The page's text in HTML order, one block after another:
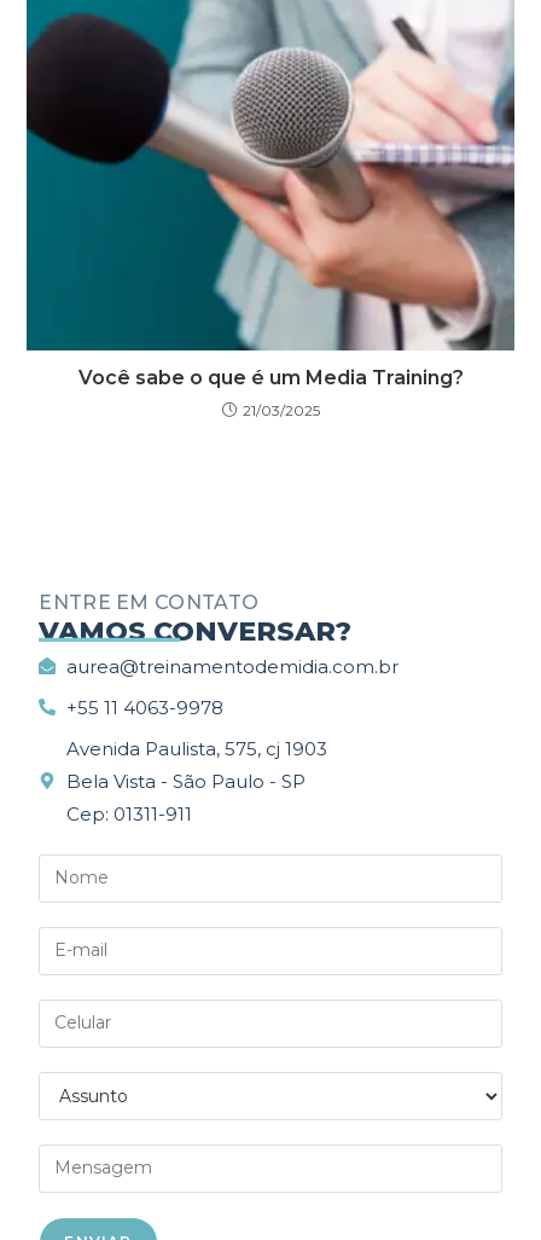
Você sabe o que é um Media Training?
21/03/2025
ENTRE EM CONTATO
VAMOS CONVERSAR?
_________
aurea@treinamentodemidia.com.br
+55 11 4063-9978
Avenida Paulista, 575, cj 1903
Bela Vista - São Paulo - SP
Cep: 01311-911